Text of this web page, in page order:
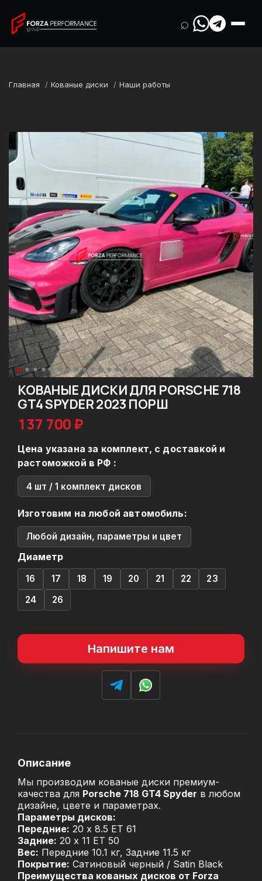
⌕
Главная Кованые диски Наши работы
КОВАНЫЕ ДИСКИ ДЛЯ PORSCHE 718
GT4 SPYDER 2023 ПОРШ
137 700 ₽
Цена указана за комплект, с доставкой и
растоможкой в РФ :
4 шт / 1 комплект дисков
Изготовим на любой автомобиль:
Любой дизайн, параметры и цвет
Диаметр
16 17 18 19 20 21 22
23
24
26
Напишите нам
Описание
Мы производим кованые диски премиум-
качества для Porsche 718 GT4 Spyder в любом
дизайне, цвете и параметрах.
Параметры дисков:
Передние: 20 x 8.5 ET 61
Задние: 20 x 11 ET 50
Вес: Передние 10.1 кг, Задние 11.5 кг
Покрытие: Сатиновый черный / Satin Black
Преимущества кованых дисков от Forza
Марка
Porsche
Модель
718 / Boxster / Cayman